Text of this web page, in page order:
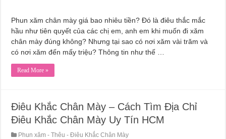
Phun xăm chân mày giá bao nhiêu tiền? Đó là điêu thắc mắc
hầu như tiên quyết của các chị em, anh em khi muốn đi xăm
chân mày đúng không? Nhưng tại sao có nơi xăm vài trăm và
có nơi xăm đến mấy triệu? Thông tin như thế …
Read More »
Điêu Khắc Chân Mày – Cách Tìm Địa Chỉ
Điêu Khắc Chân Mày Uy Tín HCM
Phun xăm - Thêu - Điêu Khắc Chân Mày